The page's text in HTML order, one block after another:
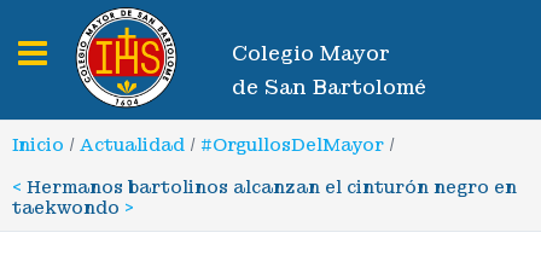
Toggle navigation
Colegio Mayor
de San Bartolomé
Inicio / Actualidad / #OrgullosDelMayor /
< Hermanos bartolinos alcanzan el cinturón negro en
taekwondo >